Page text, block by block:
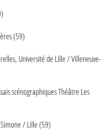
(59)
, Université de Lille / Villeneuve-
scénographiquesThéâtre Les
/ Lille (59)